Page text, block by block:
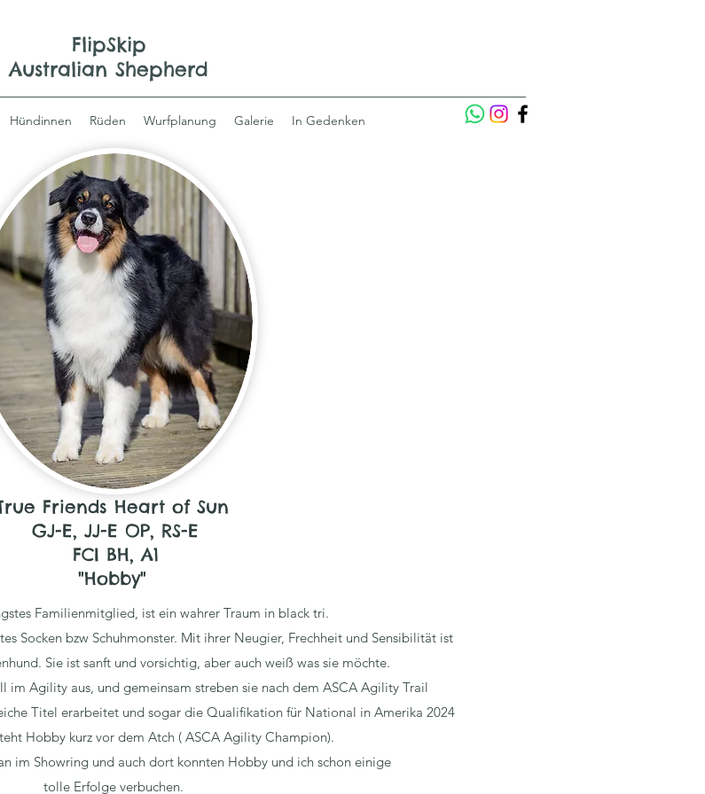
FlipSkip
Australian Shepherd
Hündinnen Rüden Wurfplanung Galerie In Gedenken
Friends Heart of Sun
GJ-E, JJ-E OP, RS-E
FCI BH, A1
"Hobby"
Familienmitglied, ist ein wahrer Traum in black tri.
Socken bzw Schuhmonster. Mit ihrer Neugier, Frechheit und Sensibilität ist
Sie ist sanft und vorsichtig, aber auch weiß was sie möchte.
im Agility aus, und gemeinsam streben sie nach dem ASCA Agility Trail
Titel erarbeitet und sogar die Qualifikation für National in Amerika 2024
Hobby kurz vor dem Atch ( ASCA Agility Champion).
im Showring und auch dort konnten Hobby und ich schon einige
tolle Erfolge verbuchen.